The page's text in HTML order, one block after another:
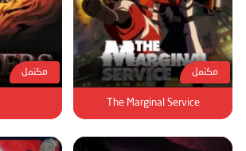
مكتمل
The Marginal Service
مكتمل